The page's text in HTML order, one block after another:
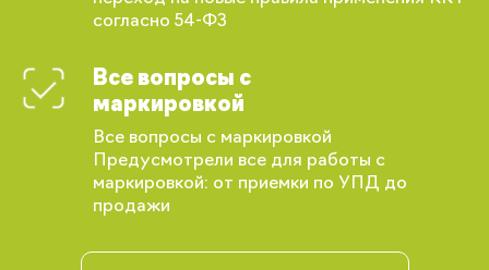
согласно 54-ФЗ
Все вопросы с
маркировкой
Все вопросы с маркировкой
Предусмотрели все для работы с
маркировкой: от приемки по УПД до
продажи
Вы сможете отслеживать статус своих
рекомендации